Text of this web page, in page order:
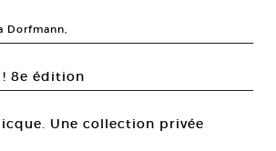
Dorfmann,
8e édition
Une collection privée